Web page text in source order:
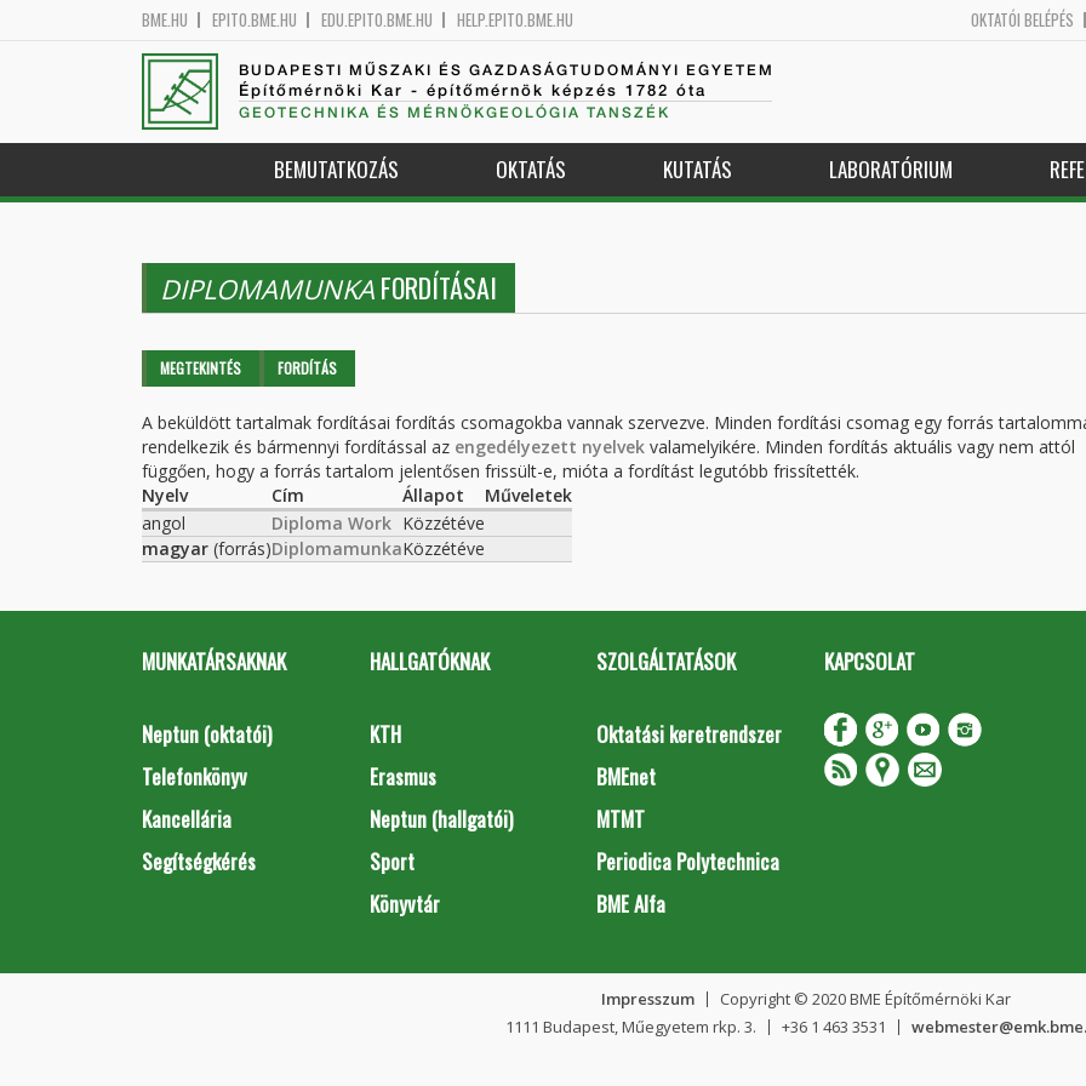
BME.HU EPITO.BME.HU EDU.EPITO.BME.HU HELP.EPITO.BME.HU OKTATÓI BELÉPÉS
BUDAPESTI MŰSZAKI ÉS GAZDASÁGTUDOMÁNYI EGYETEM
Építőmérnöki Kar - építőmérnök képzés 1782 óta
GEOTECHNIKA ÉS MÉRNÖKGEOLÓGIA TANSZÉK
BEMUTATKOZÁS OKTATÁS KUTATÁS LABORATÓRIUM
DIPLOMAMUNKA FORDÍTÁSAI
Elsődleges fülek
MEGTEKINTÉS FORDÍTÁS
A beküldött tartalmak fordításai fordítás csomagokba vannak szervezve. Minden fordítási csomag egy forrás
rendelkezik és bármennyi fordítással az engedélyezett nyelvek valamelyikére. Minden fordítás aktuális vagy nem attól
függően, hogy a forrás tartalom jelentősen frissült-e, mióta a fordítást legutóbb frissítették.
Nyelv
Cím Állapot
Műveletek
angol
Diploma Work Közzétéve
magyar (forrás)DiplomamunkaKözzétéve
MUNKATÁRSAKNAK
Neptun (oktatói)
Telefonkönyv
Kancellária
Segítségkérés
HALLGATÓKNAK
KTH
Erasmus
Neptun (hallgatói)
Sport
Könyvtár
SZOLGÁLTATÁSOK
Oktatási keretrendszer
BMEnet
MTMT
Periodica Polytechnica
BME Alfa
KAPCSOLAT
Impresszum
Copyright © 2020 BME Építőmérnöki Kar
1111 Budapest, Műegyetem rkp. 3.
+36 1 463 3531